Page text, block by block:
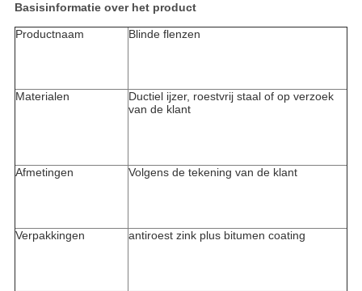
Basisinformatie over het product
Productnaam Blinde flenzen
Materialen
Ductiel ijzer, roestvrij staal of op verzoek
van de klant
Afmetingen Volgens de tekening van de klant
Verpakkingen antiroest zink plus bitumen coating